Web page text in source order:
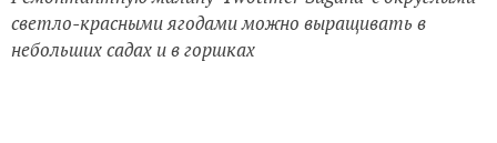
светло-красными ягодами можно выращивать в
небольших садах и в горшках